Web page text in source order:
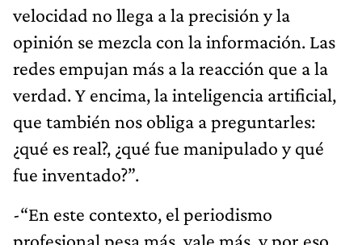
velocidad no llega a la precisión y la
opinión se mezcla con la información. Las
redes empujan más a la reacción que a la
verdad. Y encima, la inteligencia artificial,
que también nos obliga a preguntarles:
¿qué es real?, ¿qué fue manipulado y qué
fue inventado?”.
-“En este contexto, el periodismo
profesional pesa más, vale más, y por eso